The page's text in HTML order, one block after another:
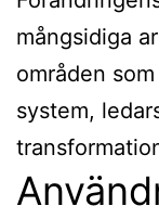
mångsidiga
områden
system,